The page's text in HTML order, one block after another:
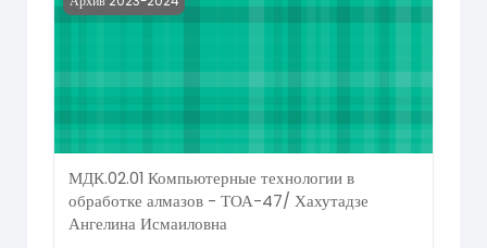
МДК.02.01 Компьютерные технологии в
обработке алмазов - ТОА-47/ Хахутадзе
Ангелина Исмаиловна